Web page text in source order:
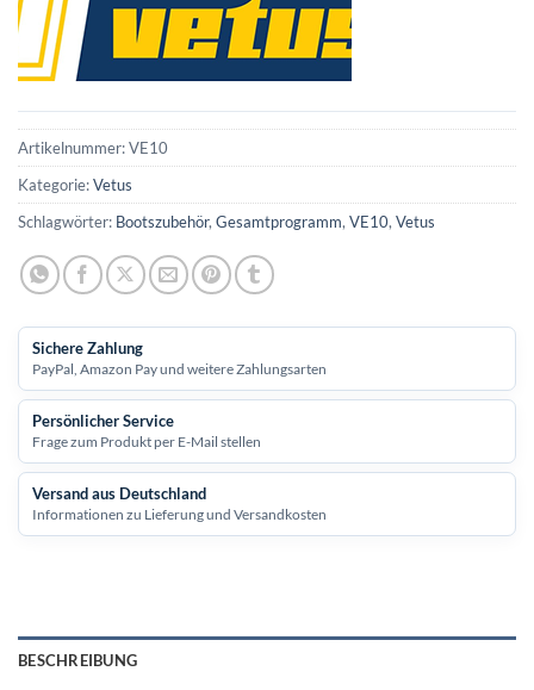
Artikelnummer:VE10
Kategorie:Vetus
Schlagwörter: Bootszubehör, Gesamtprogramm, VE10, Vetus
Sichere Zahlung
PayPal, Amazon Pay und weitere Zahlungsarten
Persönlicher Service
Frage zum Produkt per E-Mail stellen
Versand aus Deutschland
Informationen zu Lieferung und Versandkosten
BESCHREIBUNG